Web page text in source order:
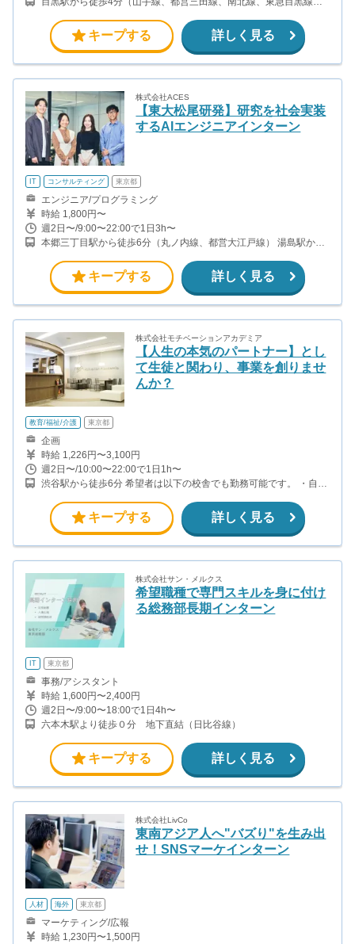
キープする 詳しく見る
株式会社ACES
【東大松尾研発】研究を社会実装
するAIエンジニアインターン
IT コンサルティング 東京都
エンジニア/プログラミング
時給 1,800円〜
週2日〜/9:00〜22:00で1日3h〜
本郷三丁目駅から徒歩6分（丸ノ内線、都営大江戸線） 湯島駅から
キープする 詳しく見る
株式会社モチベーションアカデミア
【人生の本気のパートナー】とし
て生徒と関わり、事業を創りませ
んか？
教育/福祉/介護 東京都
企画
時給 1,226円〜3,100円
週2日〜/10:00〜22:00で1日1h〜
渋谷駅から徒歩6分 希望者は以下の校舎でも勤務可能です。 ・自由
分 ・成城学園前校：成城学園前駅から徒歩1分 ・横浜校：横浜駅か
ら徒歩5分 キープする 詳しく見る
株式会社サン・メルクス
希望職種で専門スキルを身に付け
る総務部長期インターン
IT 東京都
事務/アシスタント
時給 1,600円〜2,400円
週2日〜/9:00〜18:00で1日4h〜
六本木駅より徒歩０分 地下直結（日比谷線）
キープする 詳しく見る
株式会社LivCo
東南アジア人へ"バズり"を生み出
せ！SNSマーケインターン
人材 海外 東京都
マーケティング/広報
時給 1,230円〜1,500円